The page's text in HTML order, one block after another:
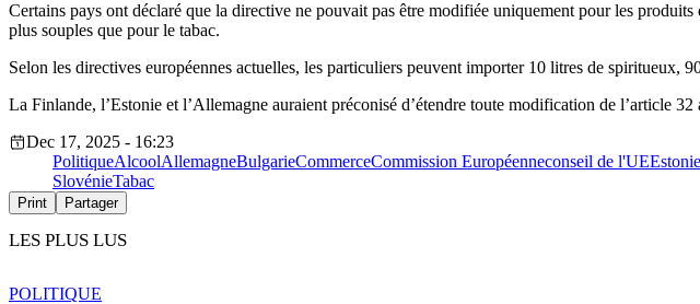
Certains pays ont déclaré que la directive ne pouvait pas être modifiée uniquement pour les
plus souples que pour le tabac.
Selon les directives européennes actuelles, les particuliers peuvent importer 10 litres de spiritueux,
La Finlande, l’Estonie et l’Allemagne auraient préconisé d’étendre toute modification de l’article 32
Dec 17, 2025 - 16:23
PolitiqueAlcoolAllemagneBulgarieCommerceCommission Européenneconseil de l'UEEstonie
SlovénieTabac
Print Partager
LES PLUS LUS
POLITIQUE